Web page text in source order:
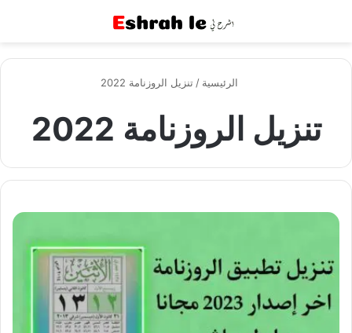
الرئيسية / تنزيل الروزنامة 2022
تنزيل الروزنامة 2022